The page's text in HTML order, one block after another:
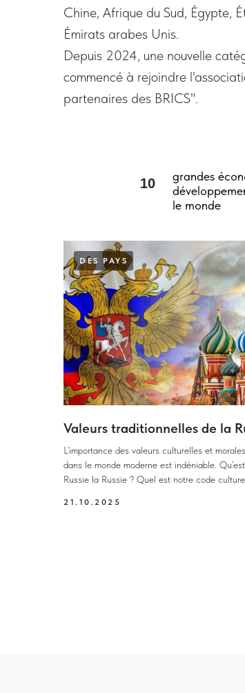
Chine, Afrique du Sud, Égypte,
Émirats arabes Unis.
Depuis 2024, une nouvelle
commencé à rejoindre
partenaires des BRICS".
grandes
le monde
10
DES PAYS
Valeurs traditionnelles de la
L’importance des valeurs culturelles et
dans le monde moderne est indéniable.
Russie la Russie ? Quel est notre code
21.10.2025